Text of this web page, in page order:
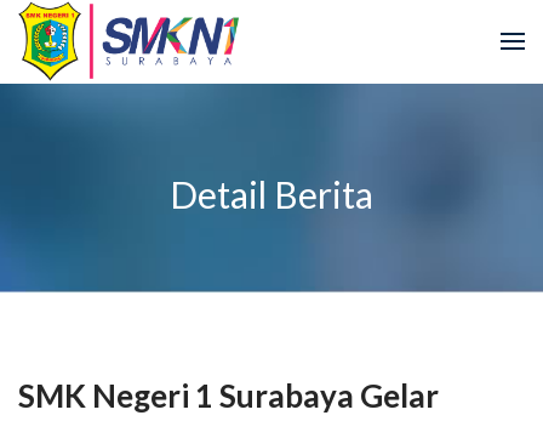
Detail Berita
SMK Negeri 1 Surabaya Gelar